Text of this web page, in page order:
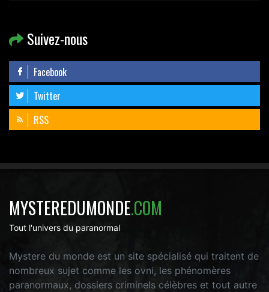
Suivez-nous
Facebook
Twitter
RSS
MYSTEREDUMONDE.COM
Tout l'univers du paranormal
Mystere du monde est un site spécialisé qui traitent de
nombreux sujet comme les ovni, les phénomères
paranormaux, dossiers criminels célèbres et tout autre